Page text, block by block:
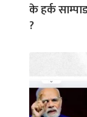
के हर्क
?